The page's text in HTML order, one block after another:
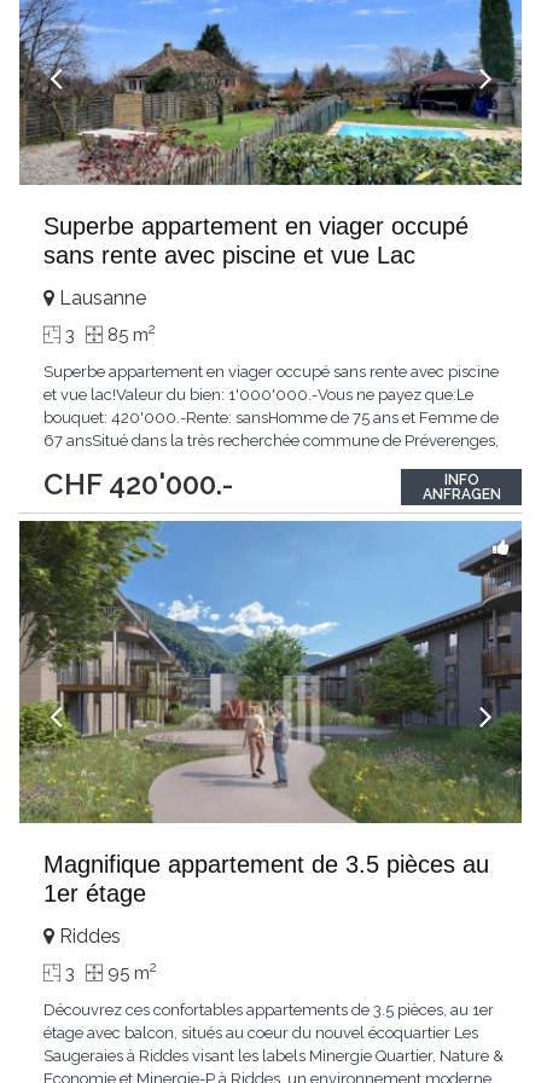
Superbe appartement en viager occupé
sans rente avec piscine et vue Lac
CHF 420'000.-
Lausanne
3 85 m2
Superbe appartement en viager occupé sans rente avec piscine
et vue lac!Valeur du bien: 1'000'000.-Vous ne payez que:Le
bouquet: 420'000.-Rente: sansHomme de 75 ans et Femme de
67 ansSitué dans la très recherchée commune de Préverenges,
rez-de-jardin, proposé en viager, alliant confort, sérénité et
opportunité patrimoniale.L'appartement...
INFO
ANFRAGEN
Magnifique appartement de 3.5 pièces au
1er étage
Riddes
3 95 m2
Découvrez ces confortables appartements de 3.5 pièces, au 1er
étage avec balcon, situés au coeur du nouvel écoquartier Les
Saugeraies à Riddes visant les labels Minergie Quartier, Nature &
Economie et Minergie-P à Riddes, un environnement moderne,